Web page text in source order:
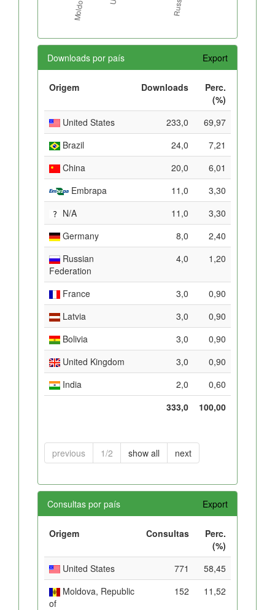
Downloads por país Export
Origem Downloads
Perc.
(%)
United States
233,0
69,97
Brazil
24,0
7,21
China
20,0
6,01
Embrapa
11,0
3,30
N/A
11,0
3,30
Germany
8,0
2,40
Russian
Federation
4,0 1,20
France 3,0
0,90
Latvia
3,0
0,90
Bolivia
3,0
0,90
United Kingdom
3,0
0,90
India
2,0
0,60
333,0
100,00
previous 1/2 show all next
Consultas por país Export
Origem Consultas
Perc.
(%)
United States
771
58,45
Moldova, Republic
of
152 11,52